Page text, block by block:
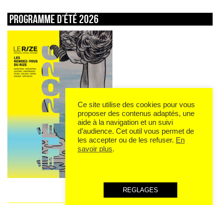
Programme d’été 2026
Ce site utilise des cookies pour vous
proposer des contenus adaptés, une
aide à la navigation et un suivi
d’audience. Cet outil vous permet de
les accepter ou de les refuser. En
savoir plus.
REGLAGES